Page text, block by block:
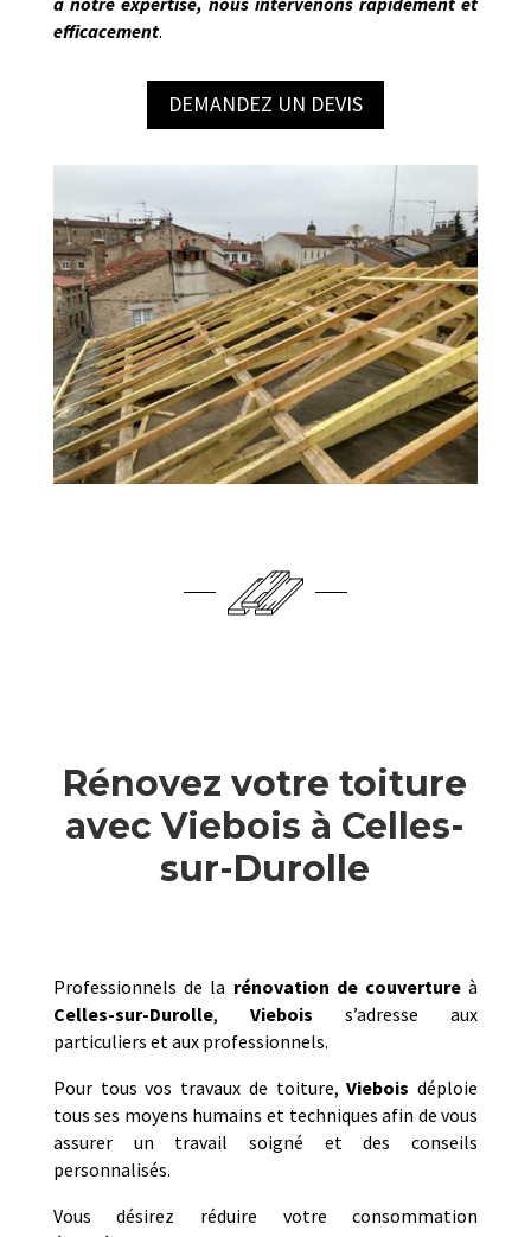
efficacement.
DEMANDEZ UN DEVIS
Rénovez votre toiture
avec Viebois à Celles-
sur-Durolle
Professionnels de la rénovation de couvertureà
Celles-sur-Durolle, Viebois s’adresse aux
particuliers et aux professionnels.
Pour tous vos travaux de toiture,Viebois déploie
tous ses moyens humains et techniques afin de vous
assurer un travail soigné et des conseils
personnalisés.
Vous désirez réduire votre consommation